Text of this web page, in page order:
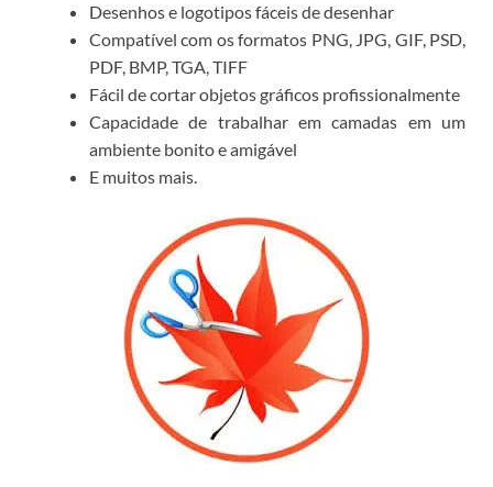
Desenhos e logotipos fáceis de desenhar
Compatível com os formatos PNG, JPG, GIF, PSD,
PDF, BMP, TGA, TIFF
Fácil de cortar objetos gráficos profissionalmente
Capacidade de trabalhar em camadas em um
ambiente bonito e amigável
E muitos mais.